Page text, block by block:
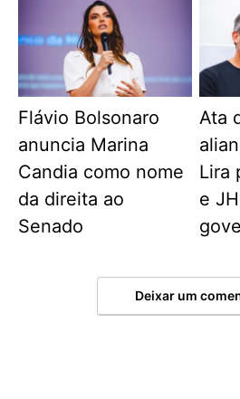
Flávio Bolsonaro
anuncia Marina
Candia como nome
da direita ao
Senado
Ata
Lira
e
Deixar um